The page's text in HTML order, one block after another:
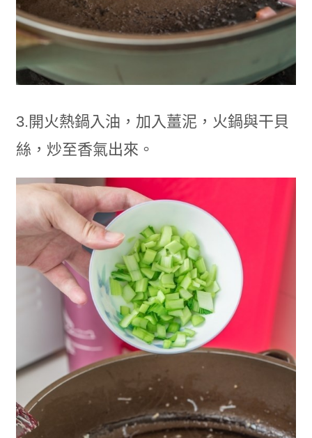
3.開火熱鍋入油，加入薑泥，火鍋與干貝
絲，炒至香氣出來。